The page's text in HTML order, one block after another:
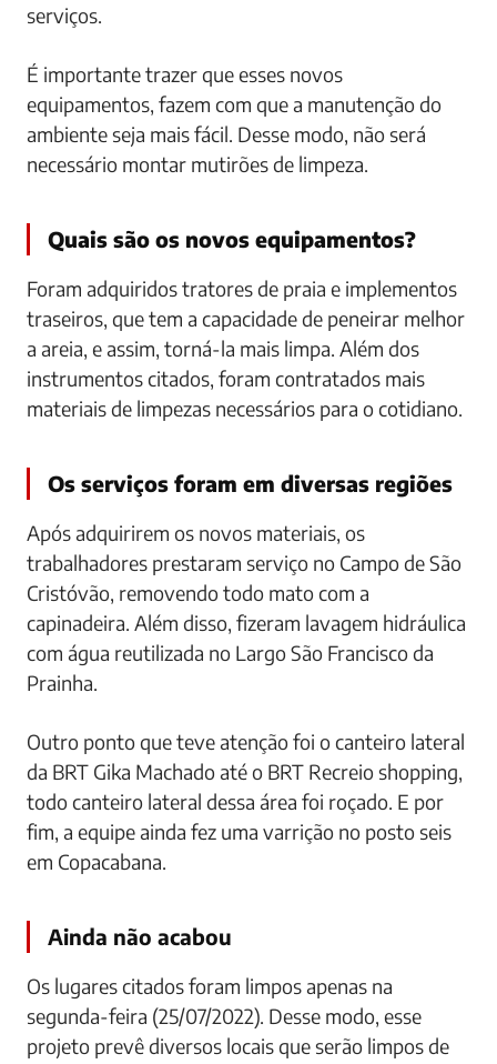
serviços.
É importante trazer que esses novos
equipamentos, fazem com que a manutenção do
ambiente seja mais fácil. Desse modo, não será
necessário montar mutirões de limpeza.
Quais são os novos equipamentos?
Foram adquiridos tratores de praia e implementos
traseiros, que tem a capacidade de peneirar melhor
a areia, e assim, torná-la mais limpa. Além dos
instrumentos citados, foram contratados mais
materiais de limpezas necessários para o cotidiano.
Os serviços foram em diversas regiões
Após adquirirem os novos materiais, os
trabalhadores prestaram serviço no Campo de São
Cristóvão, removendo todo mato com a
capinadeira. Além disso, fizeram lavagem hidráulica
com água reutilizada no Largo São Francisco da
Prainha.
Outro ponto que teve atenção foi o canteiro lateral
da BRT Gika Machado até o BRT Recreio shopping,
todo canteiro lateral dessa área foi roçado. E por
fim, a equipe ainda fez uma varrição no posto seis
em Copacabana.
Ainda não acabou
Os lugares citados foram limpos apenas na
segunda-feira (25/07/2022). Desse modo, esse
projeto prevê diversos locais que serão limpos de